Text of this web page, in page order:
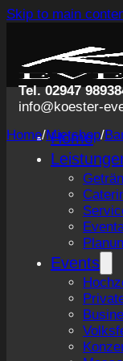
Skip to main
Tel. 02947
info@koester-
Home
Events
Home/Mietshop/